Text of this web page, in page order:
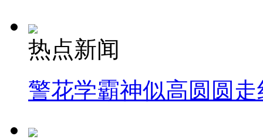
热点新闻
警花学霸神似高圆圆走